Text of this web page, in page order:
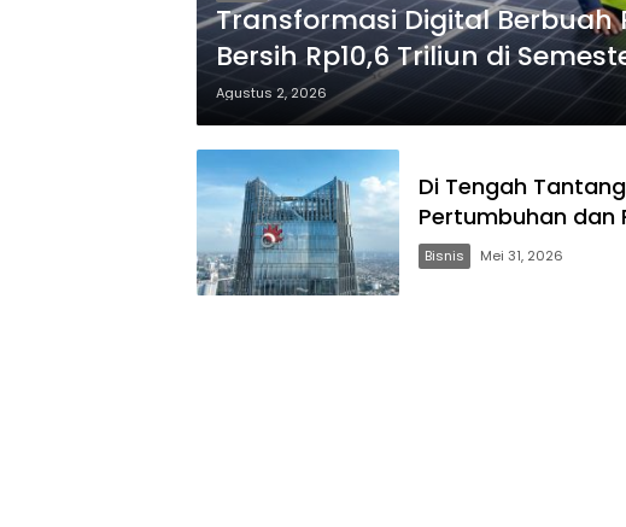
Transformasi Digital Berbuah
Bersih Rp10,6 Triliun di
Agustus 2, 2026
Di Tengah
Pertumbuhan dan
Bisnis Mei 31, 2026